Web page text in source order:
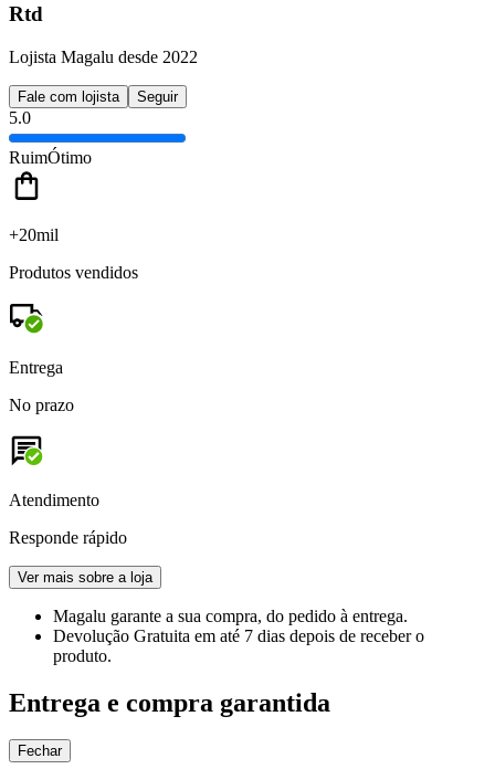
Rtd
Lojista Magalu desde 2022
Fale com lojista Seguir
5.0
RuimÓtimo
+20mil
Produtos vendidos
Entrega
No prazo
Atendimento
Responde rápido
Ver mais sobre a loja
Magalu garante a sua compra, do pedido à entrega.
Devolução Gratuita em até 7 dias depois de receber o
produto.
Entrega e compra garantida
Fechar